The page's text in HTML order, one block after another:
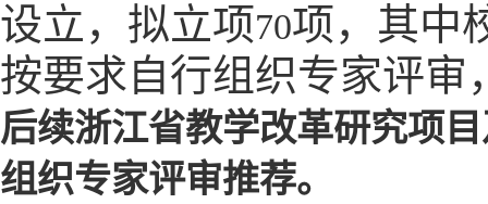
设立，拟立项70项，其中
按要求自行组织专家评审
后续浙江省教学改革研究项
组织专家评审推荐。